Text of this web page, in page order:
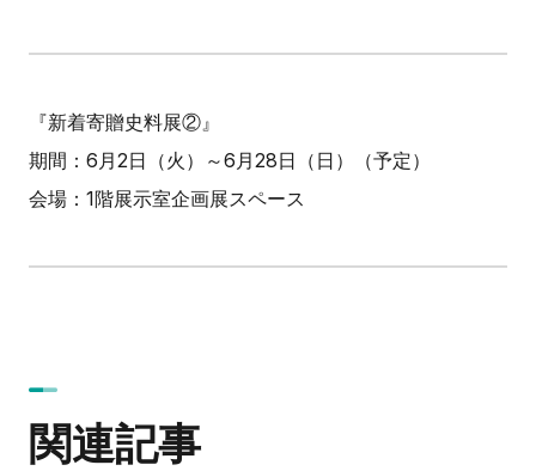
『新着寄贈史料展②』
期間：6月2日（火）～6月28日（日）（予定）
会場：1階展示室企画展スペース
関連記事